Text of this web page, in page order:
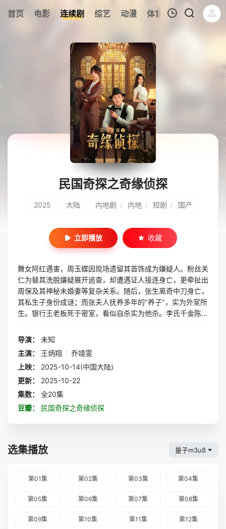
首页 电影 连续剧 综艺 动漫 体育 今日更新
226
热
暂无观看影片的记录
民国奇探之奇缘侦探
2025 大陆 内地剧 / 内地 / 短剧 / 国产
立即播放 收藏
舞女阿红遇害，周玉蝶因现场遗留其首饰成为嫌疑人。粉丝关
仁为替其洗脱嫌疑展开追查，却遭遇证人接连身亡，更牵扯出
周保及其神秘未婚妻等复杂关系。随后，张生离奇中刀身亡，
其私生子身份成谜；而张夫人抚养多年的"养子"，实为外室所
生。银行王老板死于密室，看似自杀实为他杀。李氏千金陈尸
怨。又一名带有梅花印记的女子遇害，而此前主要嫌犯竟在狱
往事终被揭开。幕后真凶究竟是谁？详情
导演：
未知
主演：
王炳翔 / 乔靖雯
上映：
2025-10-14(中国大陆)
更新：
2025-10-22
集数：
全20集
豆瓣：
民国奇探之奇缘侦探
选集播放 量子m3u8
第01集 第02集 第03集 第04集
第05集 第06集 第07集 第08集
第09集 第10集 第11集 第12集